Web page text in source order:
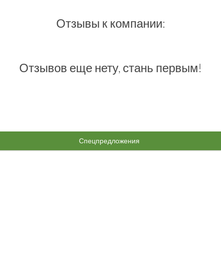
Отзывы к компании:
Отзывов еще нету, стань первым!
Спецпредложения